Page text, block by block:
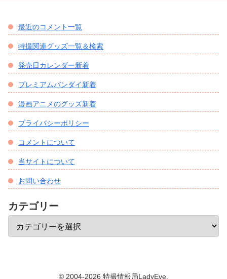
最近のコメント一覧
特撮関連グッズ一覧＆検索
発売日カレンダー新着
プレミアムバンダイ新着
漫画アニメのグッズ新着
プライバシーポリシー
コメントについて
当サイトについて
お問い合わせ
カテゴリー
© 2004-2026 特撮情報局LadyEve.